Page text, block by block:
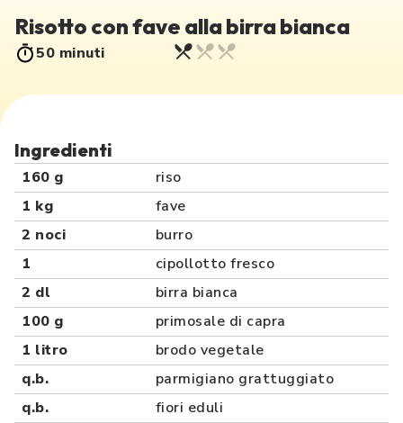
Risotto con fave alla birra bianca
50 minuti
Ingredienti
160 g
riso
1 kg
fave
2 noci
burro
1
cipollotto fresco
2 dl
birra bianca
100 g
primosale di capra
1 litro
brodo vegetale
q.b.
parmigiano grattuggiato
q.b.
fiori eduli